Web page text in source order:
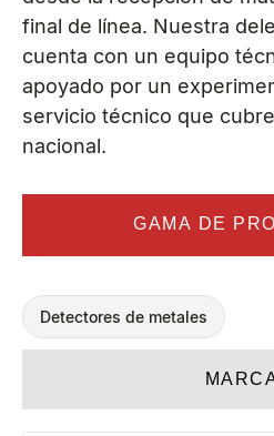
final de línea. Nuestra
cuenta con un equipo
apoyado por un
servicio técnico que
nacional.
GAMA DE
Detectores de metales